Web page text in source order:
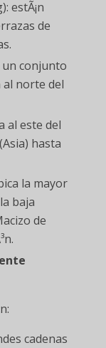
estÃ¡n
de
un conjunto
al norte del
al este del
hasta
la mayor
baja
de
cadenas